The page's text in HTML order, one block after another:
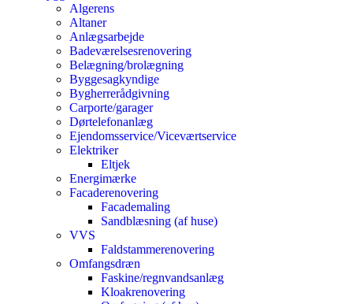
Algerens
Altaner
Anlægsarbejde
Badeværelsesrenovering
Belægning/brolægning
Byggesagkyndige
Bygherrerådgivning
Carporte/garager
Dørtelefonanlæg
Ejendomsservice/Viceværtservice
Elektriker
Eltjek
Energimærke
Facaderenovering
Facademaling
Sandblæsning (af huse)
VVS
Faldstammerenovering
Omfangsdræn
Faskine/regnvandsanlæg
Kloakrenovering